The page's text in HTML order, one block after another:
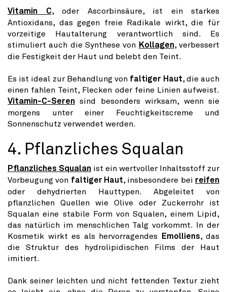
Vitamin C, oder Ascorbinsäure, ist ein starkes
Antioxidans, das gegen freie Radikale wirkt, die für
vorzeitige Hautalterung verantwortlich sind. Es
stimuliert auch die Synthese von Kollagen, verbessert
die Festigkeit der Haut und belebt den Teint.
Es ist ideal zur Behandlung von faltiger Haut, die auch
einen fahlen Teint, Flecken oder feine Linien aufweist.
Vitamin-C-Seren sind besonders wirksam, wenn sie
morgens unter einer Feuchtigkeitscreme und
Sonnenschutz verwendet werden.
4. Pflanzliches Squalan
Pflanzliches Squalan ist ein wertvoller Inhaltsstoff zur
Vorbeugung von faltiger Haut, insbesondere bei reifen
oder dehydrierten Hauttypen. Abgeleitet von
pflanzlichen Quellen wie Olive oder Zuckerrohr ist
Squalan eine stabile Form von Squalen, einem Lipid,
das natürlich im menschlichen Talg vorkommt. In der
Kosmetik wirkt es als hervorragendes
Emolliens, das
die Struktur des hydrolipidischen Films der Haut
imitiert.
Dank seiner leichten und nicht fettenden Textur zieht